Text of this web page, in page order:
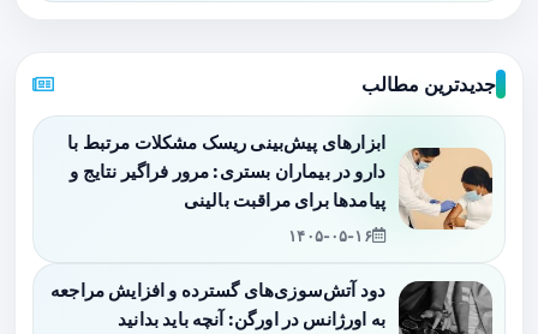
جدیدترین مطالب
ابزارهای پیش‌بینی ریسک مشکلات مرتبط با
دارو در بیماران بستری: مرور فراگیر نتایج و
پیامدها برای مراقبت بالینی
۱۴۰۵-۰۵-۱۶
دود آتش‌سوزی‌های گسترده و افزایش مراجعه
به اورژانس در اورگن: آنچه باید بدانید